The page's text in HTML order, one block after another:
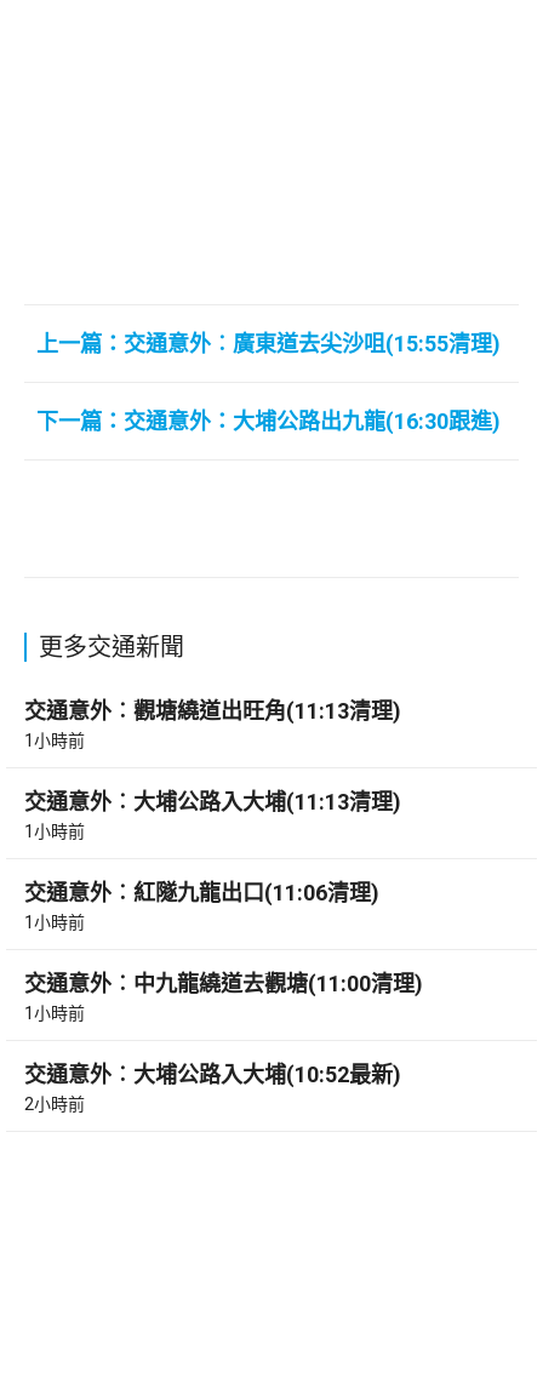
上一篇：交通意外︰廣東道去尖沙咀(15:55清理)
下一篇：交通意外：大埔公路出九龍(16:30跟進)
更多交通新聞
交通意外︰觀塘繞道出旺角(11:13清理)
1小時前
交通意外︰大埔公路入大埔(11:13清理)
1小時前
交通意外︰紅隧九龍出口(11:06清理)
1小時前
交通意外︰中九龍繞道去觀塘(11:00清理)
1小時前
交通意外︰大埔公路入大埔(10:52最新)
2小時前